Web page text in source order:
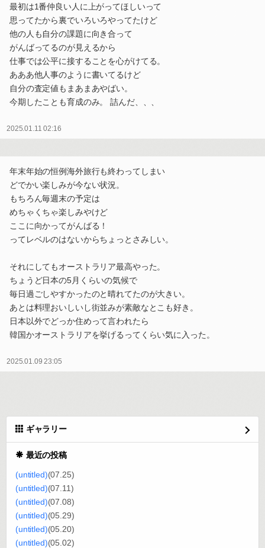
最初は1番仲良い人に上がってほしいって
思ってたから裏でいろいろやってたけど
他の人も自分の課題に向き合って
がんばってるのが見えるから
仕事では公平に接することを心がけてる。
あああ他人事のように書いてるけど
自分の査定値もまあまあやばい。
今期したことも育成のみ。 詰んだ、、、
2025.01.11 02:16
年末年始の恒例海外旅行も終わってしまい
どでかい楽しみが今ない状況。
もちろん毎週末の予定は
めちゃくちゃ楽しみやけど
ここに向かってがんばる！
ってレベルのはないからちょっとさみしい。
それにしてもオーストラリア最高やった。
ちょうど日本の5月くらいの気候で
毎日過ごしやすかったのと晴れてたのが大きい。
あとは料理おいしいし街並みが素敵なとこも好き。
日本以外でどっか住めって言われたら
韓国かオーストラリアを挙げるってくらい気に入った。
2025.01.09 23:05
ギャラリー
最近の投稿
(untitled)(07.25)
(untitled)(07.11)
(untitled)(07.08)
(untitled)(05.29)
(untitled)(05.20)
(untitled)(05.02)